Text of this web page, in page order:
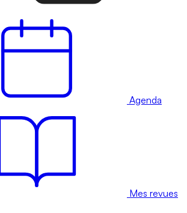
Agenda
Mes revues